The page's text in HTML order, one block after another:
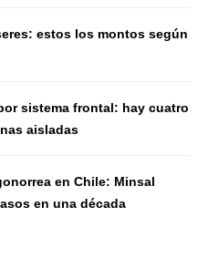
estos los montos según
sistema frontal: hay cuatro
aisladas
en Chile: Minsal
en una década